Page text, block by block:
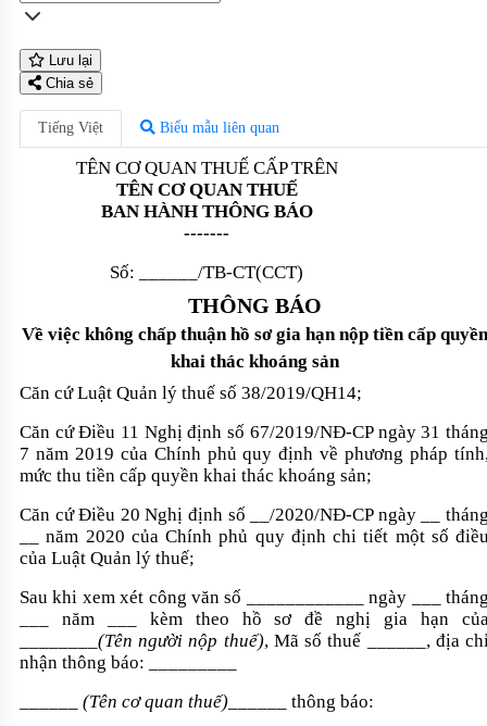
Lưu lại
Chia sẻ
Tiếng Việt Biểu mẫu liên quan
TÊN CƠ QUAN THUẾ CẤP TRÊN
TÊN CƠ QUAN THUẾ
BAN HÀNH THÔNG BÁO
-------
Số:
______/TB-CT(CCT)
THÔNG BÁO
Về việc không chấp thuận hồ sơ gia hạn nộp tiền cấp quyền
khai thác khoáng sản
Căn cứ Luật Quản lý thuế số 38/2019/QH14;
Căn cứ Điều 11 Nghị định số 67/2019/NĐ-CP ngày 31
7 năm 2019 của Chính phủ quy định về phương pháp
mức thu tiền cấp quyền khai thác khoáng sản;
Căn cứ Điều 20 Nghị định số __/2020/NĐ-CP ngày __
__ năm 2020 của Chính phủ quy định chi tiết một số
của Luật Quản lý thuế;
Sau khi xem xét công văn số ____________ ngày ___
___ năm ___ kèm theo hồ sơ đề nghị gia hạn
(Tên người nộp thuế), Mã số thuế ______, địa
nhận thông báo: _________
______ (Tên cơ quan thuế)______
thông báo: